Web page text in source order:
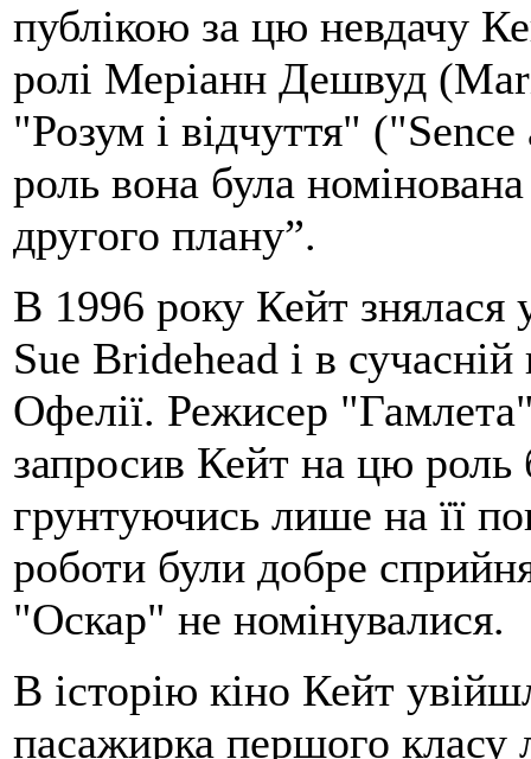
публікою за цю невдачу
ролі Меріанн Дешвуд
"Розум і відчуття"
роль вона була
другого плану”.
B 1996 року Кейт
Sue Bridehead і в сучасній
Офелії. Режисер
запросив Кейт на цю роль
грунтуючись лише на її
роботи були добре
"Оскар" не номінувалися.
В історію кіно Кейт
пасажирка першого класу